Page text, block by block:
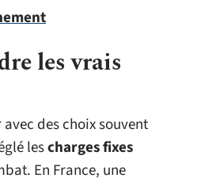
les vrais
des choix souvent
lescharges fixes
En France, une